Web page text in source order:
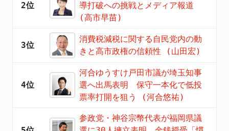
2位
導打破への挑戦とメディア報道
(高市早苗)
3位
消費税減税に関する自民党内の動
きと高市政権の信頼性 (山田宏)
4位
河合ゆうすけ戸田市議が埼玉知事
選へ出馬表明 保守一本化で低投
票率打開を狙う (河合悠祐)
参政党・神谷宗幣代表が福岡県議